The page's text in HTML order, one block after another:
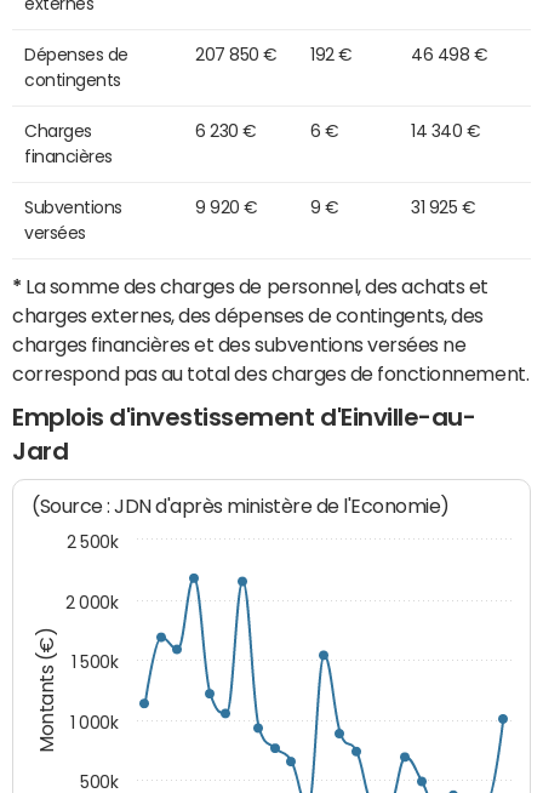
externes
Dépenses de
contingents
207 850 € 192 € 46 498 €
Charges
financières
6 230 € 6 € 14 340 €
Subventions
versées
9 920 € 9 € 31 925 €
* La somme des charges de personnel, des achats et
charges externes, des dépenses de contingents, des
charges financières et des subventions versées ne
correspond pas au total des charges de fonctionnement.
Emplois d'investissement d'Einville-au-
Jard
Montants (€)
(Source : JDN d'après ministère de l'Economie)
500k
1 000k
1 500k
2 000k
2 500k